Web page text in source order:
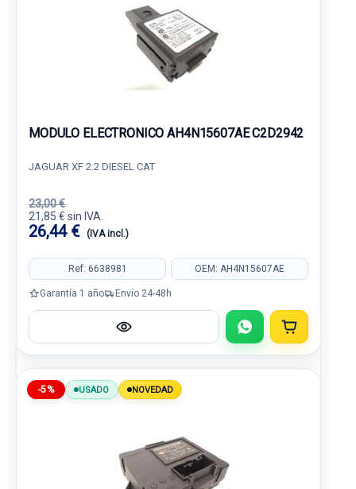
MODULO ELECTRONICO AH4N15607AE C2D2942
JAGUAR XF 2.2 DIESEL CAT
23,00 €
21,85 € sin IVA.
26,44 € (IVA incl.)
Ref: 6638981 OEM: AH4N15607AE
Garantía 1 año Envío 24-48h
-5% USADO NOVEDAD